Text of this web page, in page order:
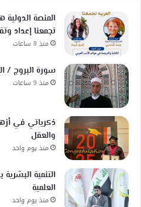
المنصة
تجمعنا إعداد
منذ 8 ساعات
سورة البروج /
منذ 9 ساعات
ذكرياتي في
والعقل
منذ يوم واحد
التنمية
العلمية
منذ يوم واحد